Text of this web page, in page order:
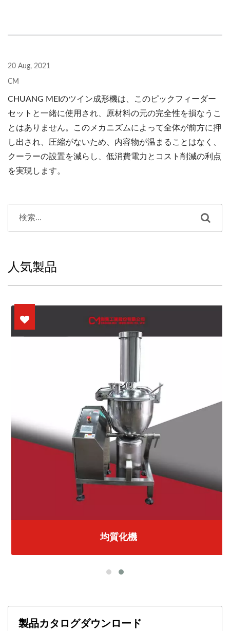
20 Aug, 2021
CM
CHUANG MEIのツイン成形機は、このピックフィーダー
セットと一緒に使用され、原材料の元の完全性を損なうこ
とはありません。このメカニズムによって全体が前方に押
し出され、圧縮がないため、内容物が温まることはなく、
クーラーの設置を減らし、低消費電力とコスト削減の利点
を実現します。
人気製品
均質化機
製品カタログダウンロード